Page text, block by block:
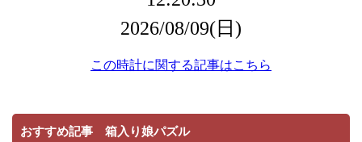
おすすめ記事 箱入り娘パズル